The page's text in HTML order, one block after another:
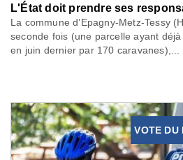
L'État doit prendre ses
La commune d’Epagny-Metz-Tessy
seconde fois (une parcelle ayant
en juin dernier par 170 caravanes),...
VOTE DU